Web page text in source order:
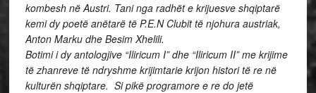
kombesh në Austri. Tani nga radhët e krijuesve shqiptarë
kemi dy poetë anëtarë të P.E.N Clubit të njohura austriak,
Anton Marku dhe Besim Xhelili.
Botimi i dy antologjive “Iliricum I” dhe “Iliricum II” me krijime
të zhanreve të ndryshme krijimtarie krijon histori të re në
kulturën shqiptare. Si pikë programore e re do jetë